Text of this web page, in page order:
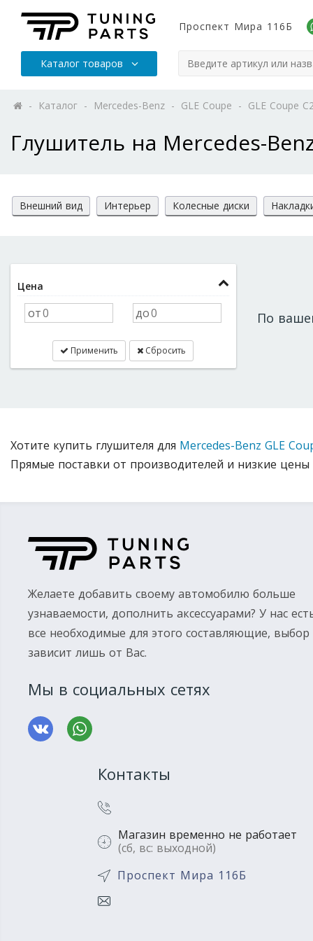
Проспект Мира 116Б
Каталог товаров
- Каталог - Mercedes-Benz - GLE Coupe - GLE Coupe
Глушитель на Mercedes-
Внешний вид Интерьер Колесные диски
Цена
Применить Сбросить
По
Хотите купить глушителя для Mercedes-Benz GLE
Прямые поставки от производителей и низкие цены
Желаете добавить своему автомобилю больше
узнаваемости, дополнить аксессуарами? У нас
все необходимые для этого составляющие, выбор
зависит лишь от Вас.
Мы в социальных сетях
Контакты
Магазин временно не работает
(сб, вс: выходной)
Проспект Мира 116Б